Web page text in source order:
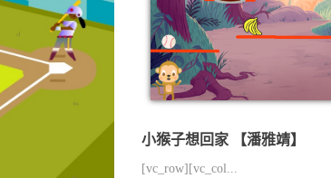
小猴子想回家 【潘雅靖】
[vc_row][vc_col...